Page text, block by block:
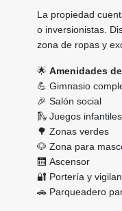
La propiedad
o inversionistas.
zona de ropas y
🌟 Amenidades
💪 Gimnasio
🎉 Salón social
🛝 Juegos infantiles
🌳 Zonas verdes
🐶 Zona para
🛗 Ascensor
🔐 Portería y
🚗 Parqueadero